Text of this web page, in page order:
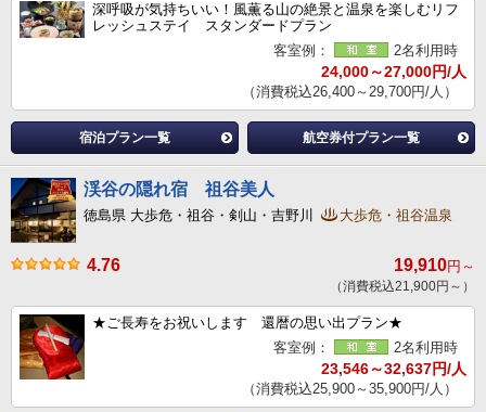
深呼吸が気持ちいい！風薫る山の絶景と温泉を楽しむリフ
レッシュステイ スタンダードプラン
客室例：
2名利用時
24,000～27,000円/人
（消費税込26,400～29,700円/人）
宿泊プラン一覧 航空券付プラン一覧
渓谷の隠れ宿 祖谷美人
徳島県 大歩危・祖谷・剣山・吉野川 大歩危・祖谷温泉
4.76 19,910円～
（消費税込21,900円～）
★ご長寿をお祝いします 還暦の思い出プラン★
客室例：
2名利用時
23,546～32,637円/人
（消費税込25,900～35,900円/人）